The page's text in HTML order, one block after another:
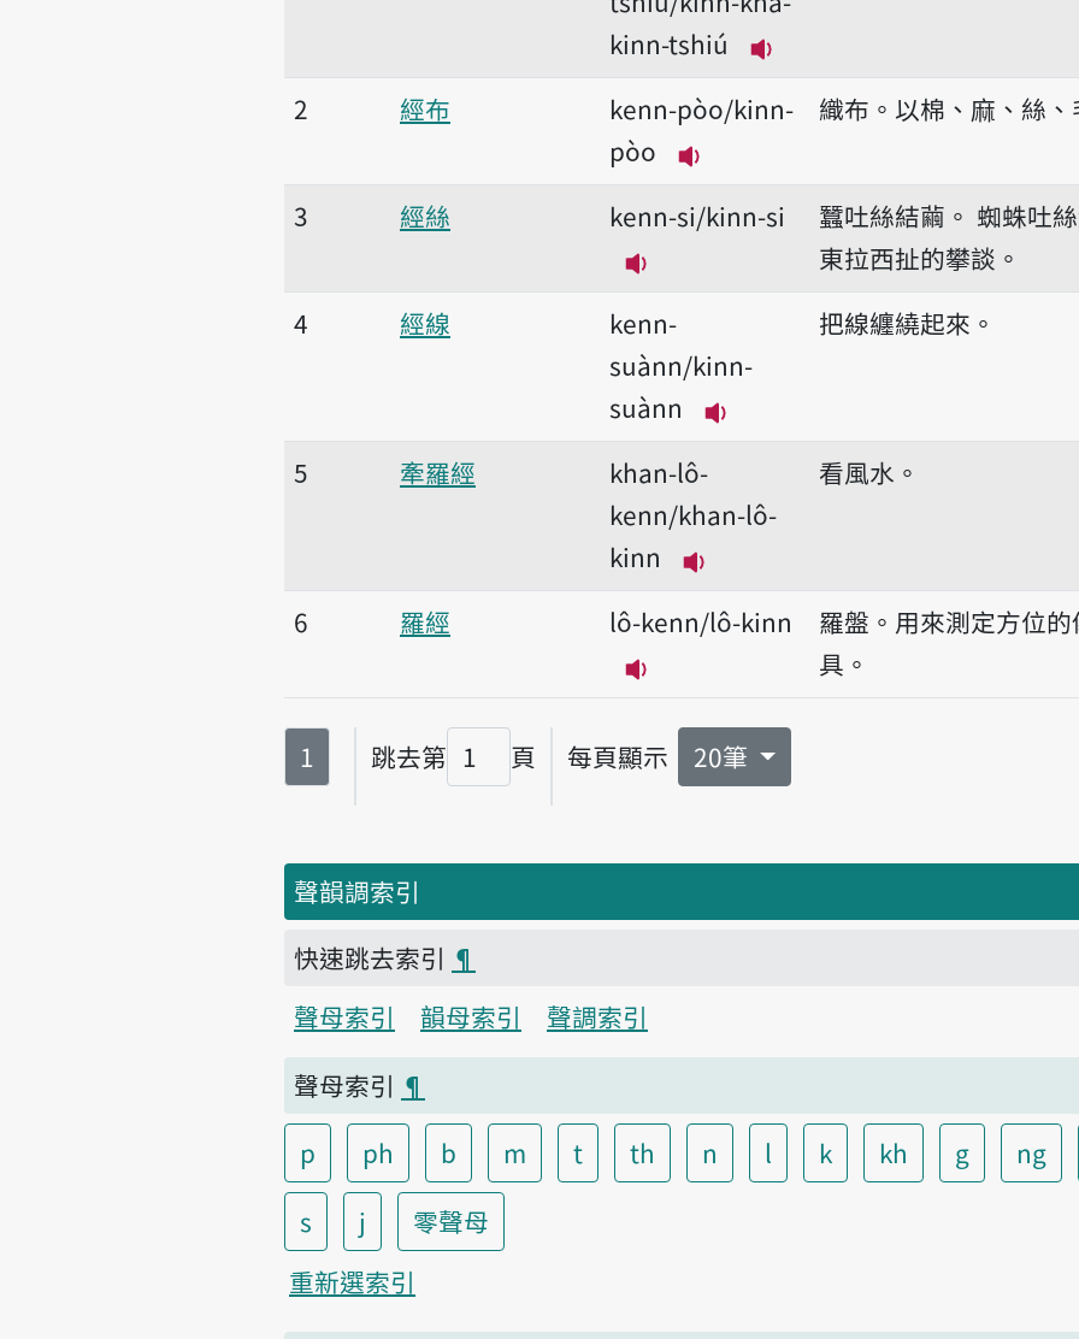
kinn-tshiú
播放音讀kenn-kha-kenn-
2 經布
kenn-pòo/kinn-
pòo
播放音讀kenn-pòo/kinn-pòo
織布。以棉、麻、絲
3 經絲 kenn-si/kinn-si
播放音讀kenn-si/kinn-si
蠶吐絲結繭。 蜘蛛吐
東拉西扯的攀談。
4
經線
kenn-
suànn/kinn-
suànn
播放音讀kenn-suànn/kinn-
把線纏繞起來。
5 牽羅經
khan-lô-
kenn/khan-lô-
kinn
播放音讀khan-lô-kenn/khan-lô-
看風水。
6 羅經 lô-kenn/lô-kinn
播放音讀lô-kenn/lô-kinn
羅盤。用來測定方位
具。
第
1 跳去第
頁碼
頁 每頁顯示 20筆
聲韻調索引
快速跳去索引 ¶
聲母索引
韻母索引
聲調索引
聲母索引 ¶
p
ph b m t th n l k kh g ng
s
j
零聲母
重新選索引